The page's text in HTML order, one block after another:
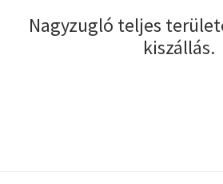
Nagyzugló teljes
kiszállás.